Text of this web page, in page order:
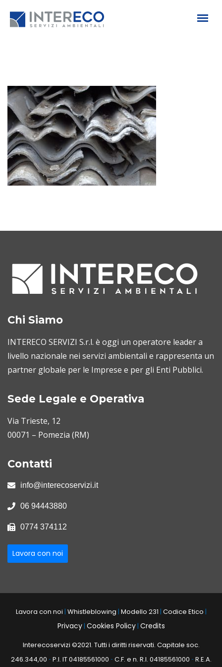
Chi Siamo
INTERECO SERVIZI S.r.l. è oggi un operatore leader a
livello nazionale nei servizi ambientali e rappresenta un
partner globale per le Imprese e per gli Enti Pubblici.
Sede Legale e Operativa
Via Trieste, 12
00071 – Pomezia (RM)
Contatti
info@interecoservizi.it
06 94443880
0774 374112
Lavora con noi
Lavora con noi | Whistleblowing | Modello 231 | Codice Etico |
Privacy| Cookies Policy| Credits
Interecoservizi ©2021. Tutti i diritti riservati. Capitale soc.
246.344,00 - P.I. IT 04185561000 - C.F. e n. R.I. 04185561000 - R.E.A.